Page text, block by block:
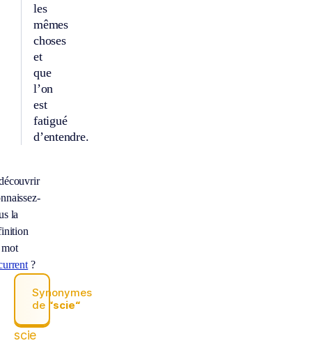
les
mêmes
choses
et
que
l’on
est
fatigué
d’entendre.
la
?
Synonymes
de “scie“
scie